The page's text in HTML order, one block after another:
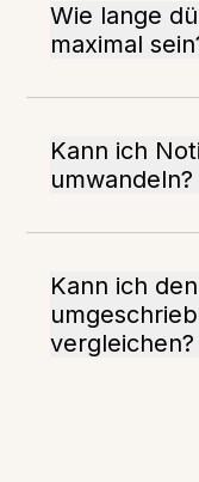
Wie lange
maximal
Kann ich
umwandeln?
Kann ich
vergleichen?